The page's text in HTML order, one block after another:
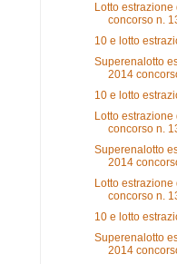
Lotto
concorso n.
10 e lotto
Superenalotto
2014
10 e lotto
Lotto
concorso n.
Superenalotto
2014
Lotto
concorso n.
10 e lotto
Superenalotto
2014